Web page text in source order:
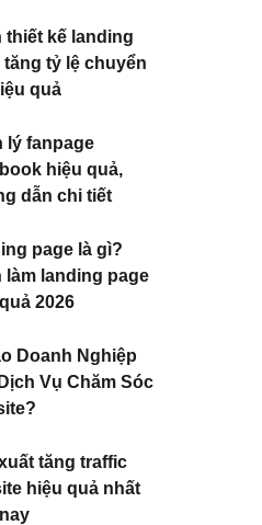
thiết kế landing
tăng tỷ lệ chuyển
quả
lý fanpage
hiệu quả,
dẫn chi tiết
page là gì?
làm landing page
2026
Doanh Nghiệp
Vụ Chăm Sóc
tăng traffic
hiệu quả nhất